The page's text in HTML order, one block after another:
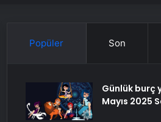
Popüler Son
Günlük burç
Mayıs 2025